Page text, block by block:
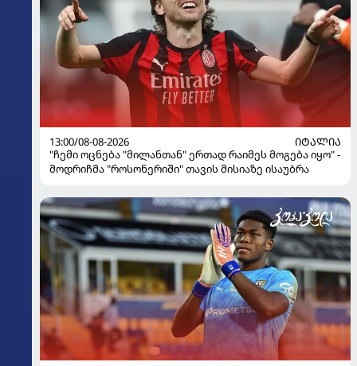
13:00/08-08-2026
ᲘᲢᲐᲚᲘᲐ
"ჩემი ოცნება "მილანთან" ერთად რაიმეს მოგება იყო" -
მოდრიჩმა "როსონერიში" თავის მისიაზე ისაუბრა